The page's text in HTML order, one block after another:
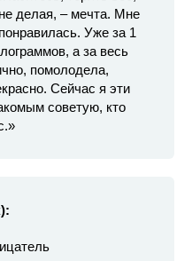
делая, – мечта. Мне
Уже за 1
а за весь
помолодела,
Сейчас я эти
советую, кто